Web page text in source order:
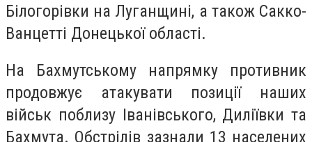
Білогорівки на Луганщині, а також Сакко-
Ванцетті Донецької області.
На Бахмутському напрямку противник
продовжує атакувати позиції наших
військ поблизу Іванівського, Диліївки та
Бахмута. Обстрілів зазнали 13 населених